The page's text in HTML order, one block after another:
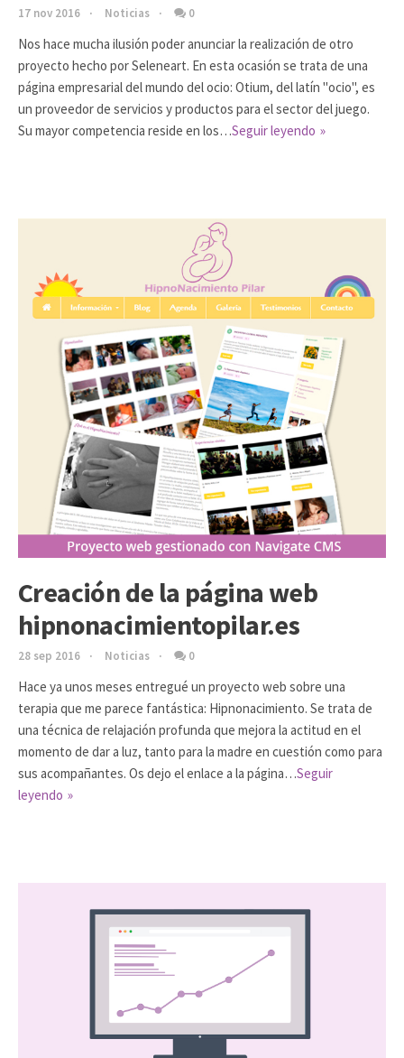
17 nov 2016 Noticias 0
Nos hace mucha ilusión poder anunciar la realización de otro
proyecto hecho por Seleneart. En esta ocasión se trata de una
página empresarial del mundo del ocio: Otium, del latín "ocio", es
un proveedor de servicios y productos para el sector del juego.
Su mayor competencia reside en los…Seguir leyendo
Creación de la página web
hipnonacimientopilar.es
28 sep 2016 Noticias 0
Hace ya unos meses entregué un proyecto web sobre una
terapia que me parece fantástica: Hipnonacimiento. Se trata de
una técnica de relajación profunda que mejora la actitud en el
momento de dar a luz, tanto para la madre en cuestión como para
sus acompañantes. Os dejo el enlace a la página…Seguir
leyendo